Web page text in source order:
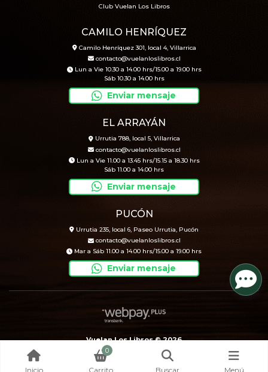
Club Vuelan Los Libros
CAMILO HENRÍQUEZ
Camilo Henríquez 301, local 4, Villarrica
contacto@vuelanloslibros.cl
Lun a Vie 10.30 a 14.00 hrs/15.00 a 19.00 hrs
Sáb 10.30 a 14.00 hrs
Enviar mensaje
EL ARRAYÁN
Urrutia 788, local 5, Villarrica
contacto@vuelanloslibros.cl
Lun a Vie 11.00 a 13.45 hrs/15.15 a 18.30 hrs
Sáb 11.00 a 14.00 hrs
Enviar mensaje
PUCÓN
Urrutia 235, local 6, Paseo Urrutia, Pucón
contacto@vuelanloslibros.cl
Mar a Sáb 11.00 a 14.00 hrs/15.00 a 19.00 hrs
Enviar mensaje
Vuelan Los Libros © 2026
Creado por
Bsale
Inicio
0
Carrito Buscar Menú